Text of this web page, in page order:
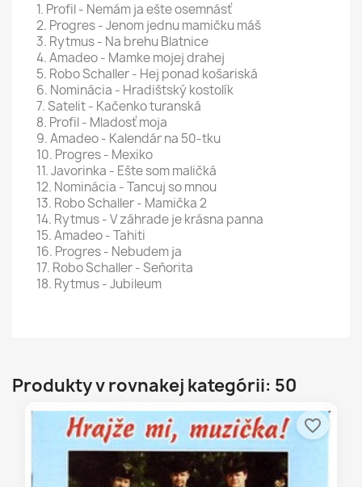
1. Profil - Nemám ja ešte osemnásť
2. Progres - Jenom jednu mamičku máš
3. Rytmus - Na brehu Blatnice
4. Amadeo - Mamke mojej drahej
5. Robo Schaller - Hej ponad košariská
6. Nominácia - Hradištský kostolík
7. Satelit - Kačenko turanská
8. Profil - Mladosť moja
9. Amadeo - Kalendár na 50-tku
10. Progres - Mexiko
11. Javorinka - Ešte som maličká
12. Nominácia - Tancuj so mnou
13. Robo Schaller - Mamička 2
14. Rytmus - V záhrade je krásna panna
15. Amadeo - Tahiti
16. Progres - Nebudem ja
17. Robo Schaller - Seňorita
18. Rytmus - Jubileum
Produkty v rovnakej kategórii: 50
favorite_border